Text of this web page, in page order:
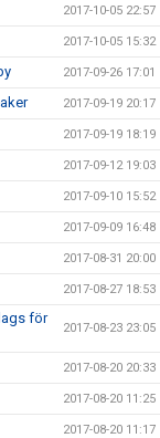
2017-10-05 22:57
2017-10-05 15:32
2017-09-26 17:01
2017-09-19 20:17
2017-09-19 18:19
2017-09-12 19:03
2017-09-10 15:52
2017-09-09 16:48
2017-08-31 20:00
2017-08-27 18:53
för
2017-08-23 23:05
2017-08-20 20:33
2017-08-20 11:25
2017-08-20 11:17